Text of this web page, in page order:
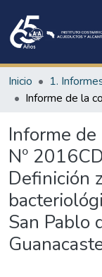
Inicio 1.
Informe
Nº
Definición
San Pablo